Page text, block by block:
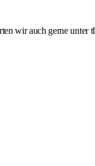
wir auch gerne unter